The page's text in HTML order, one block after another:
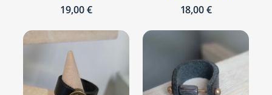
&
C
19,00€
18,00€